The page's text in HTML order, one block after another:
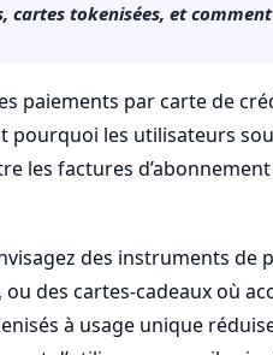
tokenisées, et
paiements par carte de
pourquoi les utilisateurs
les factures
des instruments de
des cartes-cadeaux où
à usage unique